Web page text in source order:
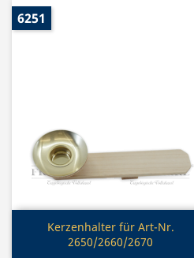
Vorschau
Kerzenhalter für Art-Nr.
2650/2660/2670
6251